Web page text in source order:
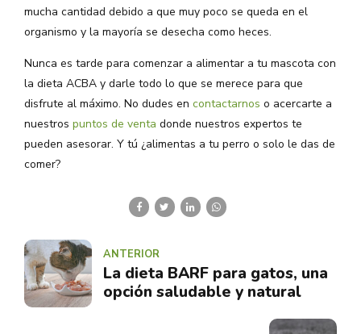
mucha cantidad debido a que muy poco se queda en el
organismo y la mayoría se desecha como heces.
Nunca es tarde para comenzar a alimentar a tu mascota con
la dieta ACBA y darle todo lo que se merece para que
disfrute al máximo. No dudes en contactarnos o acercarte a
nuestros puntos de venta donde nuestros expertos te
pueden asesorar. Y tú ¿alimentas a tu perro o solo le das de
comer?
ANTERIOR
La dieta BARF para gatos, una
opción saludable y natural